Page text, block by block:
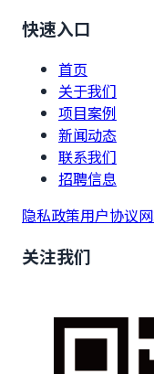
快速入口
首页
关于我们
项目案例
新闻动态
联系我们
招聘信息
隐私政策用户协议
关注我们